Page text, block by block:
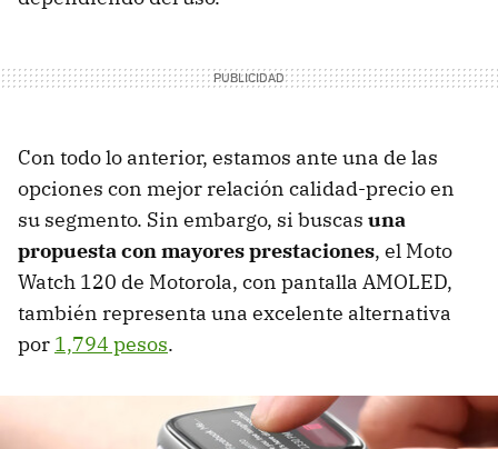
Con todo lo anterior, estamos ante una de las
opciones con mejor relación calidad-precio en
su segmento. Sin embargo, si buscas una
propuesta con mayores prestaciones, el Moto
Watch 120 de Motorola, con pantalla AMOLED,
también representa una excelente alternativa
por 1,794 pesos.